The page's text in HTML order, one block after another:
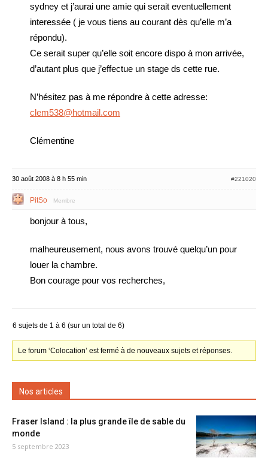
sydney et j’aurai une amie qui serait eventuellement
interessée ( je vous tiens au courant dès qu’elle m’a
répondu).
Ce serait super qu’elle soit encore dispo à mon arrivée,
d’autant plus que j’effectue un stage ds cette rue.
N’hésitez pas à me répondre à cette adresse:
clem538@hotmail.com
Clémentine
30 août 2008 à 8 h 55 min #221020
PitSo Membre
bonjour à tous,
malheureusement, nous avons trouvé quelqu’un pour
louer la chambre.
Bon courage pour vos recherches,
6 sujets de 1 à 6 (sur un total de 6)
Le forum ‘Colocation’ est fermé à de nouveaux sujets et réponses.
Nos articles
Fraser Island : la plus grande île de sable du
monde
5 septembre 2023